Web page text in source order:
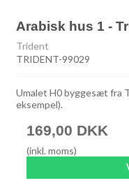
Arabisk hus 1 -
Trident
TRIDENT-99029
Umalet H0 byggesæt fra
eksempel).
169,00 DKK
(inkl. moms)